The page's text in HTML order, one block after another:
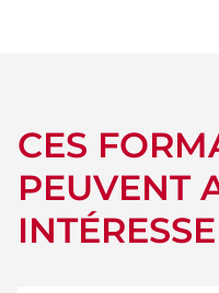
CES
PEUVENT